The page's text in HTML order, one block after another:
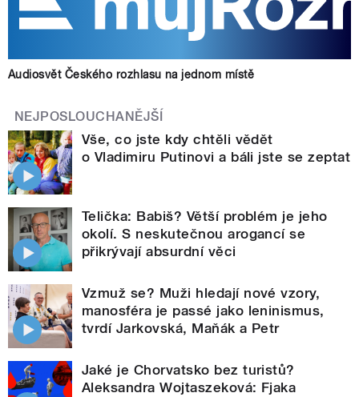
Audiosvět Českého rozhlasu na jednom místě
NEJPOSLOUCHANĚJŠÍ
Vše, co jste kdy chtěli vědět
o Vladimiru Putinovi a báli jste se zeptat
Telička: Babiš? Větší problém je jeho
okolí. S neskutečnou arogancí se
přikrývají absurdní věci
Vzmuž se? Muži hledají nové vzory,
manosféra je passé jako leninismus,
tvrdí Jarkovská, Maňák a Petr
Jaké je Chorvatsko bez turistů?
Aleksandra Wojtaszeková: Fjaka